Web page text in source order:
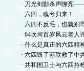
· 刀光剑影杀声嘹亮
· 六四，魂兮归来！
· 六四不反毛，也就别
· 64坎坷百岁风云老人
· 什么是真正的六四精
· 六四毁了苏联救了中
· 共和国卫士与六四持